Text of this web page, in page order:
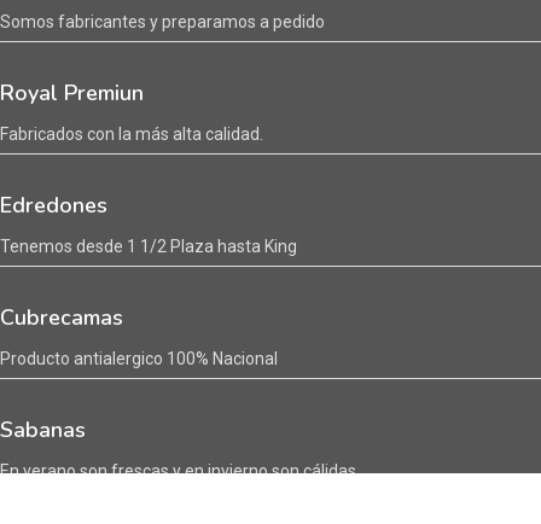
Somos fabricantes y preparamos a pedido
Royal Premiun
Fabricados con la más alta calidad.
Edredones
Tenemos desde 1 1/2 Plaza hasta King
Cubrecamas
Producto antialergico 100% Nacional
Sabanas
En verano son frescas y en invierno son cálidas